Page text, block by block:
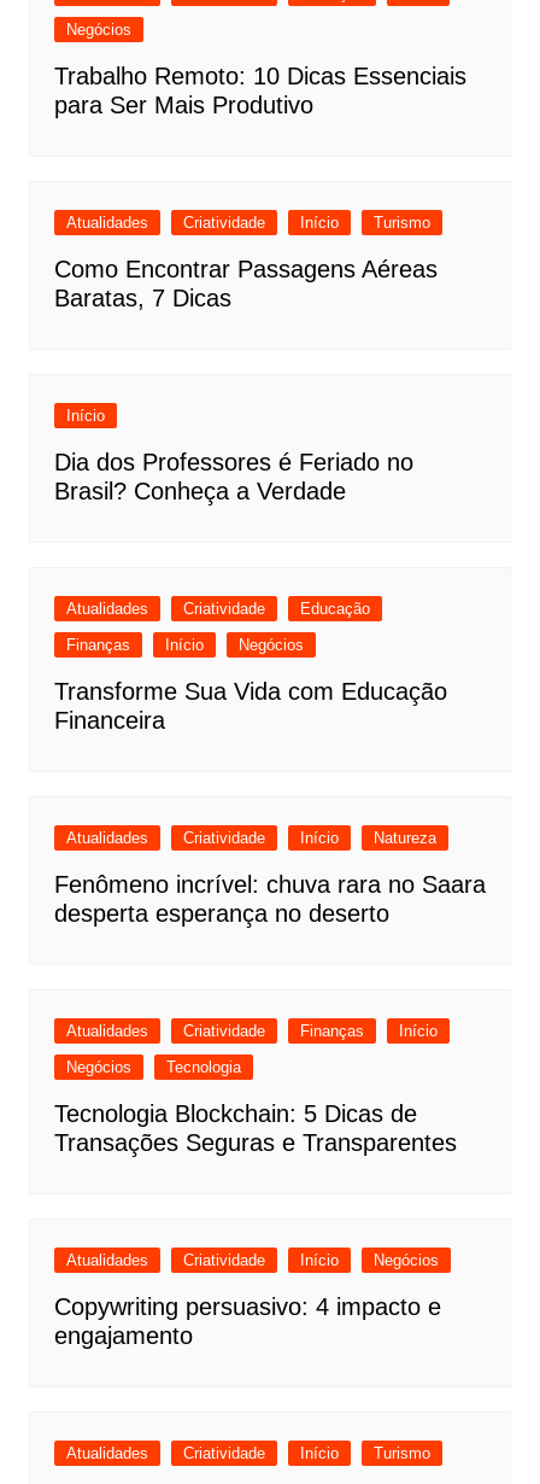
Negócios
Trabalho Remoto: 10 Dicas Essenciais
para Ser Mais Produtivo
Atualidades Criatividade Início Turismo
Como Encontrar Passagens Aéreas
Baratas, 7 Dicas
Início
Dia dos Professores é Feriado no
Brasil? Conheça a Verdade
Atualidades Criatividade
Educação
Finanças
Início Negócios
Transforme Sua Vida com Educação
Financeira
Atualidades Criatividade Início Natureza
Fenômeno incrível: chuva rara no Saara
desperta esperança no deserto
Atualidades Criatividade Finanças
Início
Negócios
Tecnologia
Tecnologia Blockchain: 5 Dicas de
Transações Seguras e Transparentes
Atualidades Criatividade Início Negócios
Copywriting persuasivo: 4 impacto e
engajamento
Atualidades Criatividade Início Turismo